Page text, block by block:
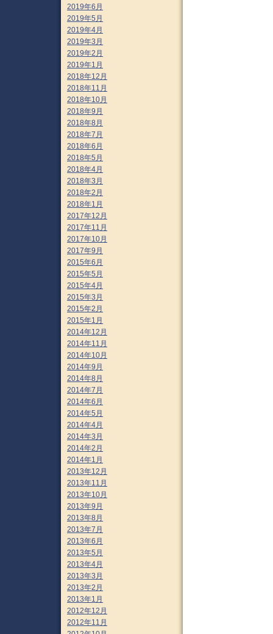
2019年6月
2019年5月
2019年4月
2019年3月
2019年2月
2019年1月
2018年12月
2018年11月
2018年10月
2018年9月
2018年8月
2018年7月
2018年6月
2018年5月
2018年4月
2018年3月
2018年2月
2018年1月
2017年12月
2017年11月
2017年10月
2017年9月
2015年6月
2015年5月
2015年4月
2015年3月
2015年2月
2015年1月
2014年12月
2014年11月
2014年10月
2014年9月
2014年8月
2014年7月
2014年6月
2014年5月
2014年4月
2014年3月
2014年2月
2014年1月
2013年12月
2013年11月
2013年10月
2013年9月
2013年8月
2013年7月
2013年6月
2013年5月
2013年4月
2013年3月
2013年2月
2013年1月
2012年12月
2012年11月